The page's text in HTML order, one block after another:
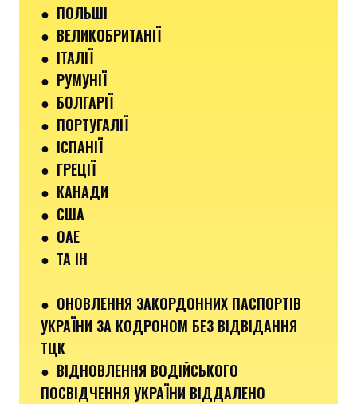
● ПОЛЬШІ
● ВЕЛИКОБРИТАНІЇ
● ІТАЛІЇ
● РУМУНІЇ
● БОЛГАРІЇ
● ПОРТУГАЛІЇ
● ІСПАНІЇ
● ГРЕЦІЇ
● КАНАДИ
● США
● ОАЕ
● ТА ІН
● ОНОВЛЕННЯ ЗАКОРДОННИХ ПАСПОРТІВ
УКРАЇНИ ЗА КОДРОНОМ БЕЗ ВІДВІДАННЯ
ТЦК
● ВІДНОВЛЕННЯ ВОДІЙСЬКОГО
ПОСВІДЧЕННЯ УКРАЇНИ ВІДДАЛЕНО